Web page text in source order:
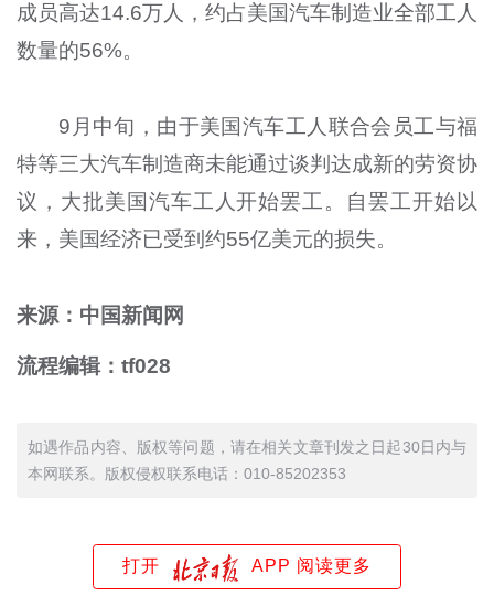
成员高达14.6万人，约占美国汽车制造业全部工人
数量的56%。
9月中旬，由于美国汽车工人联合会员工与福
特等三大汽车制造商未能通过谈判达成新的劳资协
议，大批美国汽车工人开始罢工。自罢工开始以
来，美国经济已受到约55亿美元的损失。
来源：中国新闻网
流程编辑：tf028
如遇作品内容、版权等问题，请在相关文章刊发之日起30日内与
本网联系。版权侵权联系电话：010-85202353
打开 APP 阅读更多